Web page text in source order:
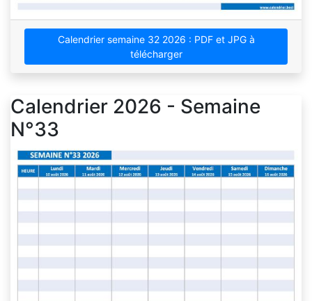
Calendrier semaine 32 2026 : PDF et JPG à
télécharger
Calendrier 2026 - Semaine
N°33